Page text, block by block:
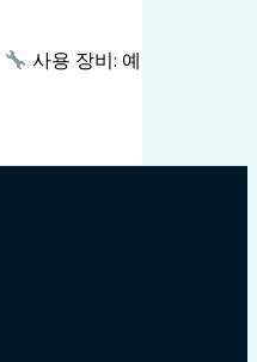
사용 장비: 예